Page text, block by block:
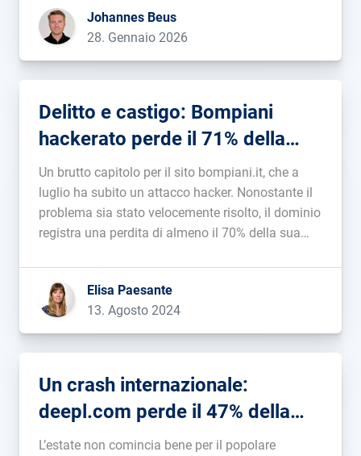
Grokipedia, un’enciclopedia che Elon Musk […]...
Johannes Beus
28. Gennaio 2026
Delitto e castigo: Bompiani
hackerato perde il 71% della
visibilità
Un brutto capitolo per il sito bompiani.it, che a
luglio ha subito un attacco hacker. Nonostante il
problema sia stato velocemente risolto, il dominio
registra una perdita di almeno il 70% della sua
Elisa Paesante
13. Agosto 2024
Un crash internazionale:
deepl.com perde il 47% della
visibilità su Google
L’estate non comincia bene per il popolare